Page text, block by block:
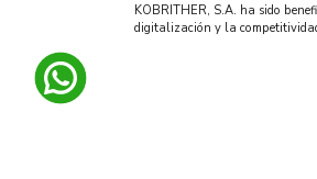
KOBRITHER, S.A. ha sido
digitalización y la